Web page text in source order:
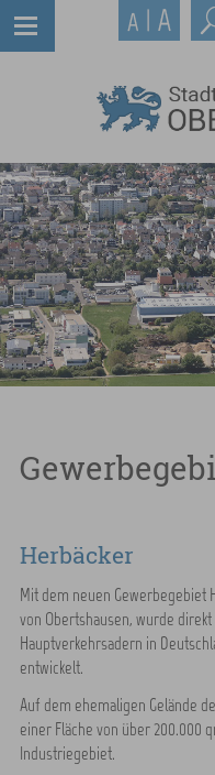
Herbäcker
Mit dem neuen Gewerbegebiet
von Obertshausen, wurde
Hauptverkehrsadern in
entwickelt.
Auf dem ehemaligen Gelände
einer Fläche von über 200.000
Industriegebiet.